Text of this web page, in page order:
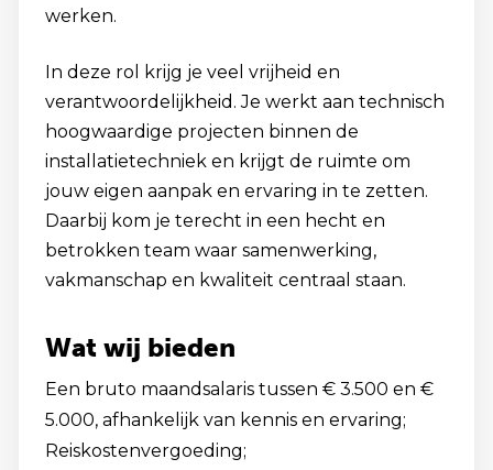
werken.
In deze rol krijg je veel vrijheid en
verantwoordelijkheid. Je werkt aan technisch
hoogwaardige projecten binnen de
installatietechniek en krijgt de ruimte om
jouw eigen aanpak en ervaring in te zetten.
Daarbij kom je terecht in een hecht en
betrokken team waar samenwerking,
vakmanschap en kwaliteit centraal staan.
Wat wij bieden
Een bruto maandsalaris tussen € 3.500 en €
5.000, afhankelijk van kennis en ervaring;
Reiskostenvergoeding;